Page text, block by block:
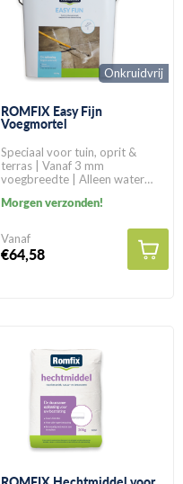
Onkruidvrij
ROMFIX Easy Fijn
Voegmortel
Speciaal voor tuin, oprit &
terras | Vanaf 3 mm
voegbreedte | Alleen water
Morgen verzonden!
Vanaf
€64,58